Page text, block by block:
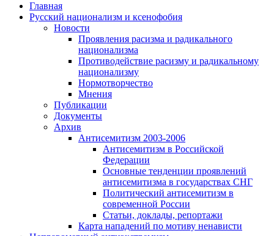
Главная
Русский национализм и ксенофобия
Новости
Проявления расизма и радикального
национализма
Противодействие расизму и радикальному
национализму
Нормотворчество
Мнения
Публикации
Документы
Архив
Антисемитизм 2003-2006
Антисемитизм в Российской
Федерации
Основные тенденции проявлений
антисемитизма в государствах СНГ
Политический антисемитизм в
современной России
Статьи, доклады, репортажи
Карта нападений по мотиву ненависти